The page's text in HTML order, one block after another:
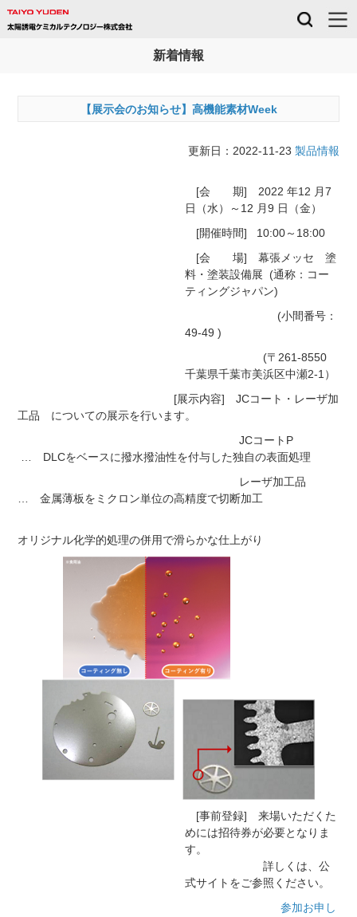
新着情報
【展示会のお知らせ】高機能素材Week
更新日： 2022-11-23 製品情報
[会 期] 2022 年12 月7
日（水）～12 月9 日（金）
[開催時間] 10:00～18:00
[会 場] 幕張メッセ 塗
料・塗装設備展 (通称：コー
ティングジャパン)
(小間番号：
49-49 )
(〒261-8550
千葉県千葉市美浜区中瀬2-1）
[展示内容] JCコート・レーザ加
工品 についての展示を行います。
JCコートP
… DLCをベースに撥水撥油性を付与した独自の表面処理
レーザ加工品
… 金属薄板をミクロン単位の高精度で切断加工
オリジナル化学的処理の併用で滑らかな仕上がり
[事前登録] 来場いただくた
めには招待券が必要となりま
す。
詳しくは、公
式サイトをご参照ください。
参加お申し